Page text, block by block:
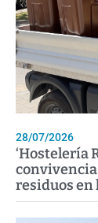
28/07/2026
‘Hostelería
residuos en